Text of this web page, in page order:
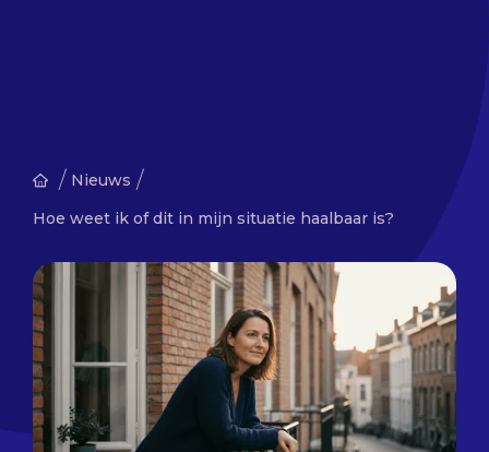
/ Nieuws /
Hoe weet ik of dit in mijn situatie haalbaar is?